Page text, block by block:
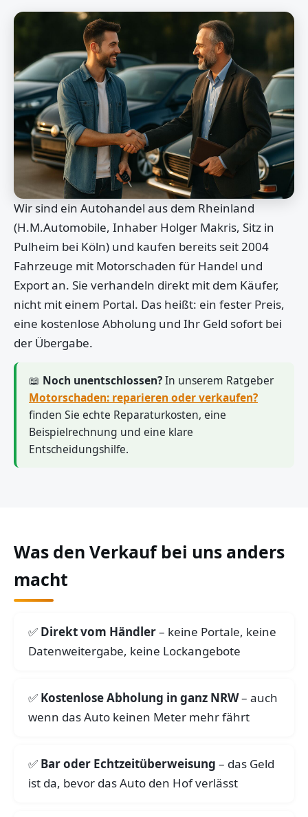
Wir sind ein Autohandel aus dem Rheinland
(H.M.Automobile, Inhaber Holger Makris, Sitz in
Pulheim bei Köln) und kaufen bereits seit 2004
Fahrzeuge mit Motorschaden für Handel und
Export an. Sie verhandeln direkt mit dem Käufer,
nicht mit einem Portal. Das heißt: ein fester Preis,
eine kostenlose Abholung und Ihr Geld sofort bei
der Übergabe.
📖 Noch unentschlossen?In unserem Ratgeber
Motorschaden: reparieren oder verkaufen?
finden Sie echte Reparaturkosten, eine
Beispielrechnung und eine klare
Entscheidungshilfe.
Was den Verkauf bei uns anders
macht
Direkt vom Händler– keine Portale, keine
Datenweitergabe, keine Lockangebote
Kostenlose Abholung in ganz NRW– auch
wenn das Auto keinen Meter mehr fährt
Bar oder Echtzeitüberweisung – das Geld
ist da, bevor das Auto den Hof verlässt